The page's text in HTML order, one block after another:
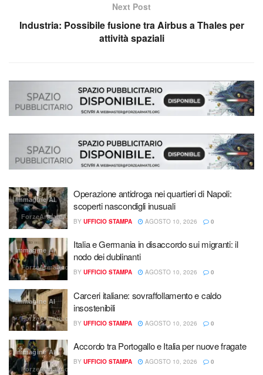
Next Post
Industria: Possibile fusione tra Airbus a Thales per
attività spaziali
Immagine AI
ForzeArmate.org
Operazione antidroga nei quartieri di Napoli:
scoperti nascondigli inusuali
BY UFFICIO STAMPA AGOSTO 10, 2026 0
Immagine AI
ForzeArmate.org
Italia e Germania in disaccordo sui migranti: il
nodo dei dublinanti
BY UFFICIO STAMPA AGOSTO 10, 2026 0
Immagine AI
ForzeArmate.org
Carceri italiane: sovraffollamento e caldo
insostenibili
BY UFFICIO STAMPA AGOSTO 10, 2026 0
Immagine AI
ForzeArmate.org
Accordo tra Portogallo e Italia per nuove fragate
BY UFFICIO STAMPA AGOSTO 10, 2026 0